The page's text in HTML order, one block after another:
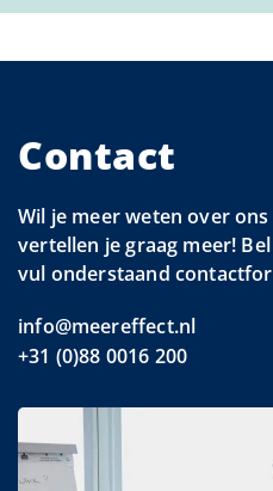
Contact
Wil je meer weten over
vertellen je graag meer!
vul onderstaand
info@meereffect.nl
+31 (0)88 0016 200